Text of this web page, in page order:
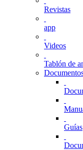
Revistas
app
Videos
Tablón de
Guías